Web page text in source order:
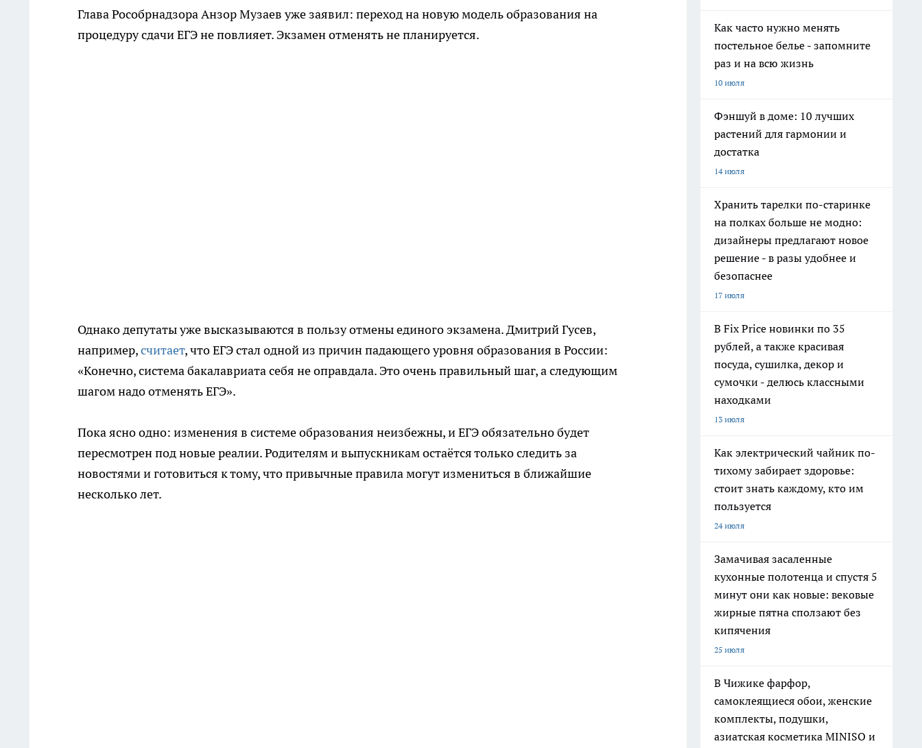
Глава Рособрнадзора Анзор Музаев уже заявил: переход на новую модель образования на
процедуру сдачи ЕГЭ не повлияет. Экзамен отменять не планируется.
Однако депутаты уже высказываются в пользу отмены единого экзамена. Дмитрий Гусев,
например,считает, что ЕГЭ стал одной из причин падающего уровня образования в России:
«Конечно, система бакалавриата себя не оправдала. Это очень правильный шаг, а следующим
шагом надо отменять ЕГЭ».
Пока ясно одно: изменения в системе образования неизбежны, и ЕГЭ обязательно будет
пересмотрен под новые реалии. Родителям и выпускникам остаётся только следить за
новостями и готовиться к тому, что привычные правила могут измениться в ближайшие
несколько лет.
Как часто нужно менять
постельное белье - запомните
раз и на всю жизнь
10 июля
Фэншуй в доме: 10 лучших
растений для гармонии и
достатка
14 июля
Хранить тарелки по-старинке
на полках больше не модно:
дизайнеры предлагают новое
решение - в разы удобнее и
безопаснее
17 июля
В Fix Price новинки по 35
рублей, а также красивая
посуда, сушилка, декор и
сумочки - делюсь классными
находками
13 июля
Как электрический чайник по-
тихому забирает здоровье:
стоит знать каждому, кто им
пользуется
24 июля
Замачивая засаленные
кухонные полотенца и спустя 5
минут они как новые: вековые
жирные пятна сползают без
кипячения
25 июля
В Чижике фарфор,
самоклеящиеся обои, женские
комплекты, подушки,
азиатская косметика MINISO и